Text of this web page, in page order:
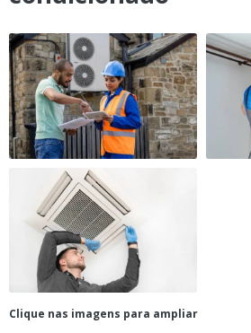
Clique nas imagens para ampliar